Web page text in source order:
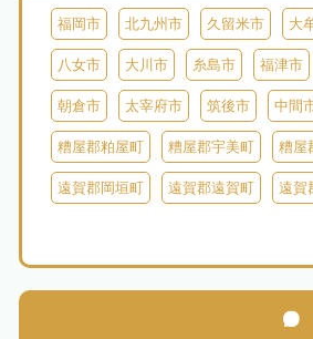
制度の活用を検討しましょう。司法書士
福岡市 北九州市 久留米市 大
八女市 大川市 糸島市 福津市
朝倉市 太宰府市 筑後市 中間
糟屋郡粕屋町 糟屋郡宇美町 糟屋
遠賀郡岡垣町 遠賀郡遠賀町 遠賀
田川郡添田町 田川郡糸田町 田川